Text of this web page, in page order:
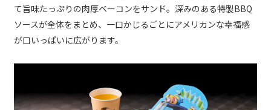
て旨味たっぷりの肉厚ベーコンをサンド。深みのある特製BBQ
ソースが全体をまとめ、一口かじるごとにアメリカンな幸福感
が口いっぱいに広がります。